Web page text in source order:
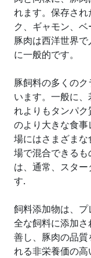
れます。保存さ
ク、ギャモン、ベ
豚肉は西洋世界
に一般的です。
豚飼料の多くの
います。一般に
れよりもタンパ
のより大きな食
場にはさまざま
場で混合できる
は、通常、スタ
す.
飼料添加物は、
全な飼料に添加
善し、豚肉の品
れる非栄養価の